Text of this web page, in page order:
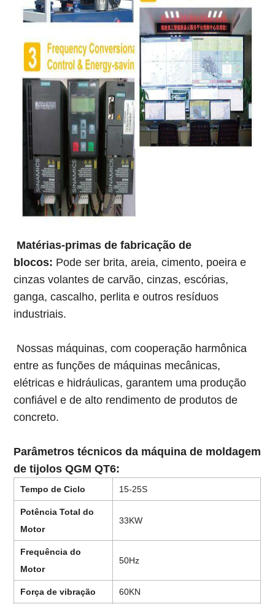
Matérias-primas de fabricação de
blocos: Pode ser brita, areia, cimento, poeira e
cinzas volantes de carvão, cinzas, escórias,
ganga, cascalho, perlita e outros resíduos
industriais.
Nossas máquinas, com cooperação harmônica
entre as funções de máquinas mecânicas,
elétricas e hidráulicas, garantem uma produção
confiável e de alto rendimento de produtos de
concreto.
Parâmetros técnicos da máquina de moldagem
de tijolos QGM QT6:
Tempo de Ciclo 15-25S
Potência Total do
Motor
33KW
Frequência do
Motor
50Hz
Força de vibração 60KN